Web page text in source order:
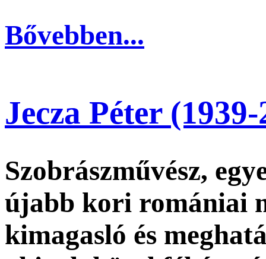
Bővebben...
Jecza Péter
Szobrászművész,
újabb kori romániai
kimagasló és